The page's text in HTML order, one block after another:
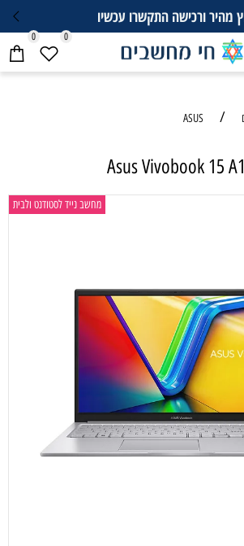
מהיר ורכישה התקשרו עכשיו
0 0
/
ASUS
Asus Vivobook 15
מחשב נייד לסטודנט ולבית